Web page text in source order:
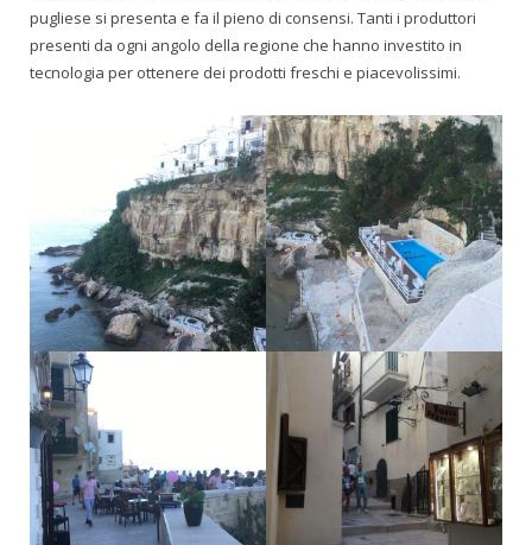
pugliese si presenta e fa il pieno di consensi. Tanti i produttori
presenti da ogni angolo della regione che hanno investito in
tecnologia per ottenere dei prodotti freschi e piacevolissimi.